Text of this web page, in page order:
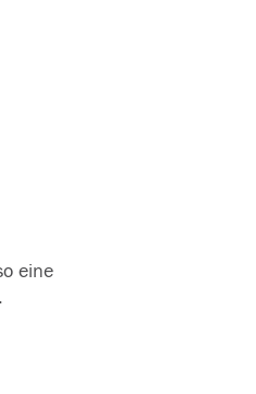
eine